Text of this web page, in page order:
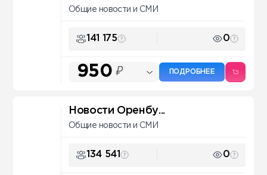
Общие новости и СМИ
141 175 0
950 ₽ ПОДРОБНЕЕ
Новости Оренбу...
Общие новости и СМИ
134 541 0